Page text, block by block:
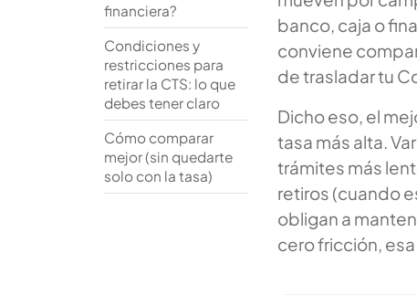
banco, caja o
conviene
de trasladar tu
Dicho eso, el
tasa más alta.
trámites más
retiros (cuando
obligan a
cero fricción,
financiera?
Condiciones y
restricciones para
retirar la CTS: lo que
debes tener claro
Cómo comparar
mejor (sin quedarte
solo con la tasa)